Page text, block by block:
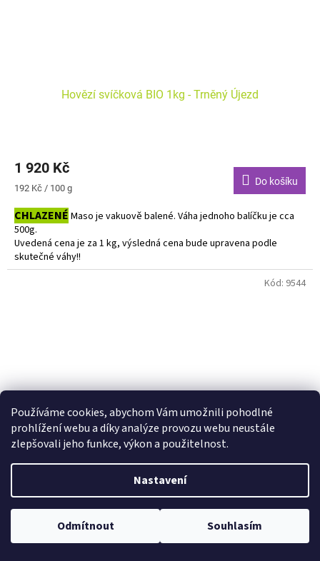
Používáme cookies, abychom Vám umožnili pohodlné
prohlížení webu a díky analýze provozu webu neustále
zlepšovali jeho funkce, výkon a použitelnost.
Nastavení
Odmítnout Souhlasím
Hovězí svíčková BIO 1kg - Trněný Újezd
1 920 Kč
Měrná
192 Kč / 100 g
Do košíku
CHLAZENÉ Maso je vakuově balené. Váha jednoho balíčku je cca
500g.
Uvedená cena je za 1 kg, výsledná cena bude upravena podle
skutečné váhy!!
Do košíku vkládejte počet balení.
Hovězí vysoký roštěnec BIO 1kg - Trněný Újezd
Kód: 9544